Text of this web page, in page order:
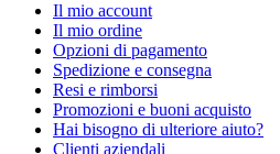
Il mio account
Il mio ordine
Opzioni di pagamento
Spedizione e consegna
Resi e rimborsi
Promozioni e buoni acquisto
Hai bisogno di ulteriore aiuto?
Clienti aziendali